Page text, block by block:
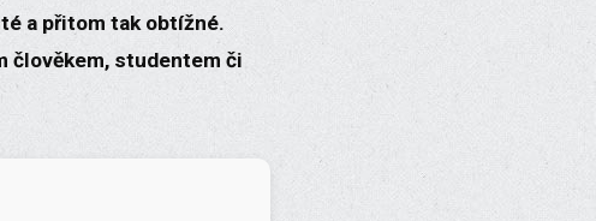
a přitom tak obtížné.
člověkem, studentem či